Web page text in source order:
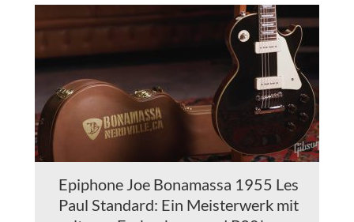
Epiphone Joe Bonamassa 1955 Les
Paul Standard: Ein Meisterwerk mit